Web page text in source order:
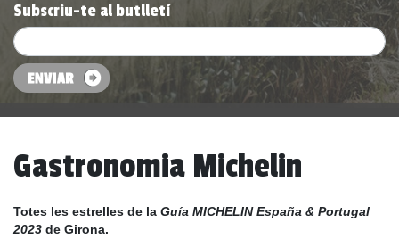
Subscriu-te al butlletí
Gastronomia Michelin
Totes les estrelles de la Guía MICHELIN España & Portugal
2023 de Girona.